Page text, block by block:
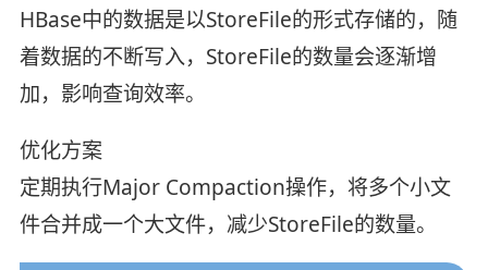
HBase中的数据是以StoreFile的形式存储的，随
着数据的不断写入，StoreFile的数量会逐渐增
加，影响查询效率。
优化方案
定期执行Major Compaction操作，将多个小文
件合并成一个大文件，减少StoreFile的数量。